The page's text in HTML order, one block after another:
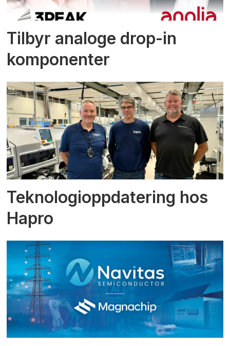
Tilbyr analoge drop-in
komponenter
Teknologioppdatering hos
Hapro